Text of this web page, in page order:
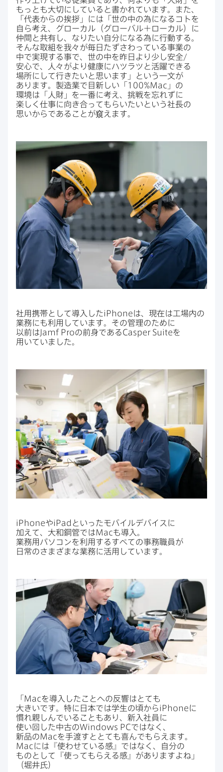
もっとも​大切に​していると​書かれています。​また、​
「代表からの​挨拶」には​「世の​中の​為に​なる​コトを​
自ら​考え、​グローカル​（グローバル＋ローカル）に​
仲間と​共有し、​なりたい​自分に​なる​為に​行動する。​
そんな​取組を​我々が​毎日​たずさわっている​事業の​
中で​実現する​事で、​世の​中を​昨日より​少し​安全/​
安心で、​人々が​より​健康に​ハツラツと​活躍できる​
場所に​して​行きたいと​思います」と​いう​一文が​
あります。​製造業で​目新しい​「 100%Mac 」の​
環境は​「人財」を​一番に​考え、​挑戦を​忘れずに​
楽しく​仕事に​向き合って​もらいたいと​いう​社長の​
思いからである​ことが​窺えます。
社用携帯と​して​導入したiPhoneは、​現在は​工場内の​
業務にも​利用しています。​その​管理の​ために​
以前は Jamf Proの​前身であるCasper Suiteを​
用いていました。
iPhoneやiPad と​いった​モバイルデバイスに​
加えて、​大和鋼管ではMacも​導入。​
業務用パソコンを​利用する​すべての​事務職員が​
日常の​さまざまな​業務に​活用しています。
「 Macを​導入した​ことへの​反響は​とても​
大きいです。​特に​日本では​学生の​頃からiPhoneに​
慣れ親しんでいる​ことも​あり、​新入社員に​
使い回した​中古のWindows PCではなく、​
新品のMacを​手渡すと​とても​喜んで​もらえます。
Macには​『使わせている​感』ではなく、​自分の​
ものと​して『使って​もらえる​感』が​ありますよね」​
（堀井氏）